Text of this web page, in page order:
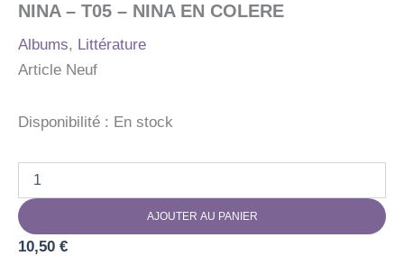
NINA – T05 – NINA EN COLERE
Albums, Littérature
Article Neuf
Disponibilité : En stock
NINA
-
T05
AJOUTER AU PANIER
10,50 €